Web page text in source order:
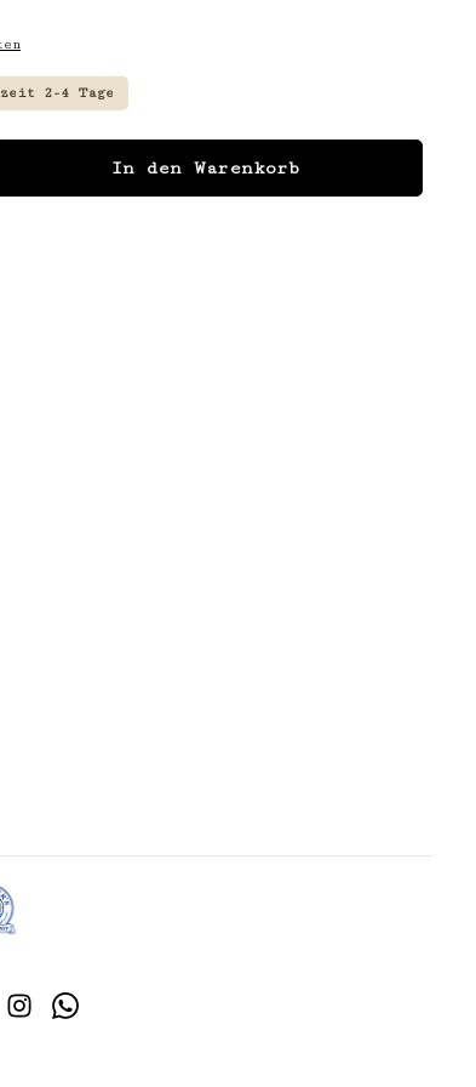
2-4 Tage
den gewünschten Wert
In den Warenkorb